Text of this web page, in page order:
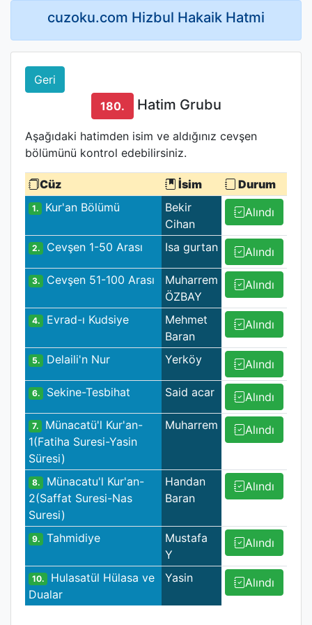
cuzoku.com Hizbul Hakaik Hatmi
Geri
180.
Hatim Grubu
Aşağıdaki hatimden isim ve aldığınız cevşen
bölümünü kontrol edebilirsiniz.
Cüz İsim Durum
1. Kur'an Bölümü
Bekir
Cihan
Alındı
2. Cevşen 1-50 Arası Isa gurtan Alındı
3. Cevşen 51-100 Arası
Muharrem
ÖZBAY
Alındı
4. Evrad-ı Kudsiye
Mehmet
Baran
Alındı
5. Delaili'n Nur Yerköy Alındı
6. Sekine-Tesbihat Said acar Alındı
7.
Münacatü'l Kur'an-
1(Fatiha Suresi-Yasin
Süresi)
Muharrem Alındı
8.
Münacatu'l Kur'an-
2(Saffat Suresi-Nas
Suresi)
Handan
Baran
Alındı
9. Tahmidiye
Mustafa
Y
Alındı
10.
Hulasatül Hülasa ve
Dualar
Yasin Alındı